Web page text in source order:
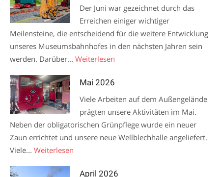
Der Juni war gezeichnet durch das
Erreichen einiger wichtiger
Meilensteine, die entscheidend für die weitere Entwicklung
unseres Museumsbahnhofes in den nächsten Jahren sein
werden. Darüber... Weiterlesen
Mai 2026
Viele Arbeiten auf dem Außengelände
prägten unsere Aktivitäten im Mai.
Neben der obligatorischen Grünpflege wurde ein neuer
Zaun errichtet und unsere neue Wellblechhalle angeliefert.
Viele... Weiterlesen
April 2026